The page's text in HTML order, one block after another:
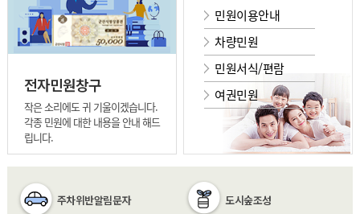
전자민원창구
작은 소리에도 귀 기울이겠습니다.
각종 민원에 대한 내용을 안내 해드
립니다.
민원이용안내
차량민원
민원서식/편람
여권민원
주차위반알림문자 도시숲조성